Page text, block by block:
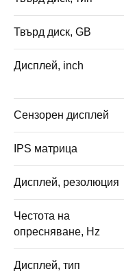
Твърд диск, GB
Дисплей, inch
Сензорен дисплей
IPS матрица
Дисплей, резолюция
Честота на
опресняване, Hz
Дисплей, тип